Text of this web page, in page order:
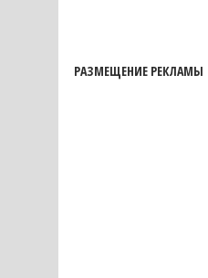
РАЗМЕЩЕНИЕ РЕКЛАМЫ